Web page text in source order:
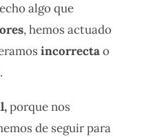
algo que
, hemos actuado
incorrectao
.
porque nos
de seguir para